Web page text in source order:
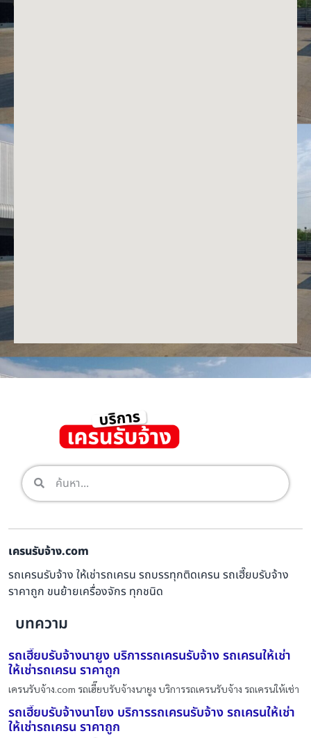
เครนรับจ้าง.com
รถเครนรับจ้าง ให้เช่ารถเครน รถบรรทุกติดเครน รถเฮี๊ยบรับจ้าง
ราคาถูก ขนย้ายเครื่องจักร ทุกชนิด
บทความ
รถเฮี๊ยบรับจ้างนายูง บริการรถเครนรับจ้าง รถเครนให้เช่า
ให้เช่ารถเครน ราคาถูก
เครนรับจ้าง.com รถเฮี๊ยบรับจ้างนายูง บริการรถเครนรับจ้าง รถเครนให้เช่า
รถเฮี๊ยบรับจ้างนาโยง บริการรถเครนรับจ้าง รถเครนให้เช่า
ให้เช่ารถเครน ราคาถูก